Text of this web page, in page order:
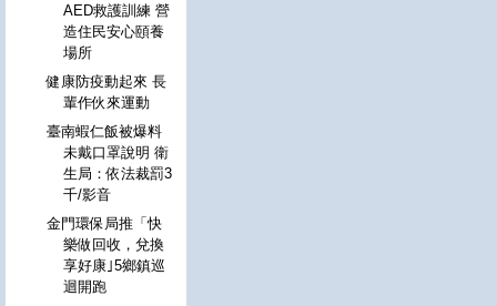
AED救護訓練 營
造住民安心頤養
場所
健康防疫動起來 長
輩作伙來運動
臺南蝦仁飯被爆料
未戴口罩說明 衛
生局：依法裁罰3
千/影音
金門環保局推「快
樂做回收，兌換
享好康｣5鄉鎮巡
迴開跑